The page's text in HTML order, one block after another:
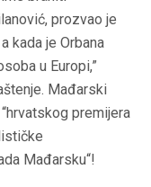
prozvao je
kada je Orbana
u Europi,”
Mađarski
premijera
Mađarsku“!